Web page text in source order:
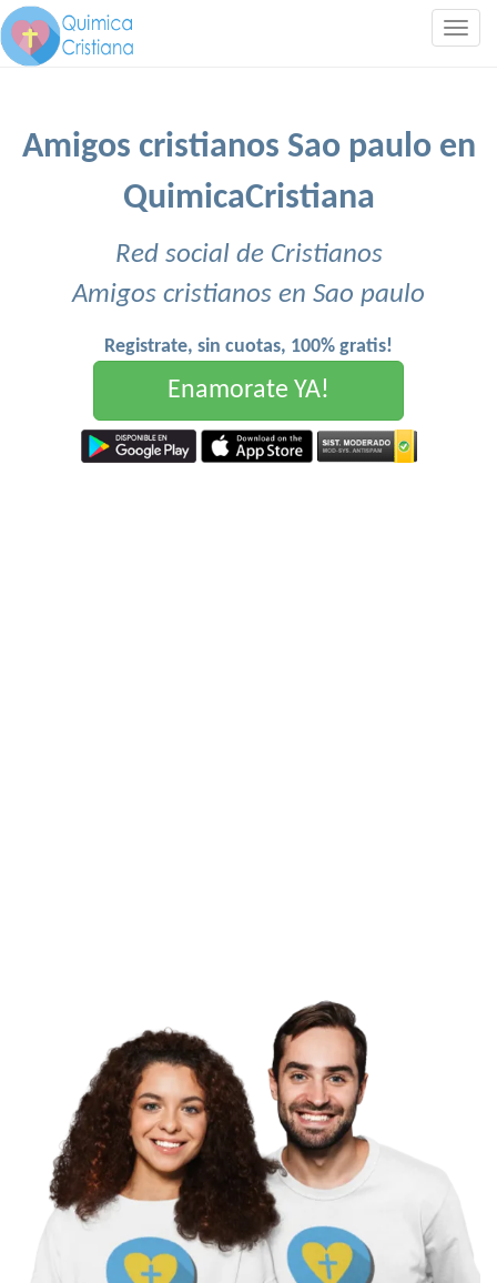
Amigos cristianos Sao paulo en
QuimicaCristiana
Red social de Cristianos
Amigos cristianos en Sao paulo
Registrate, sin cuotas, 100% gratis!
Enamorate YA!